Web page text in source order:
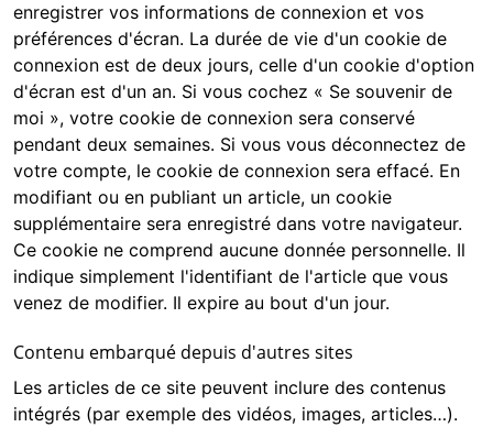
enregistrer vos informations de connexion et vos
préférences d'écran. La durée de vie d'un cookie de
connexion est de deux jours, celle d'un cookie d'option
d'écran est d'un an. Si vous cochez « Se souvenir de
moi », votre cookie de connexion sera conservé
pendant deux semaines. Si vous vous déconnectez de
votre compte, le cookie de connexion sera effacé. En
modifiant ou en publiant un article, un cookie
supplémentaire sera enregistré dans votre navigateur.
Ce cookie ne comprend aucune donnée personnelle. Il
indique simplement l'identifiant de l'article que vous
venez de modifier. Il expire au bout d'un jour.
Contenu embarqué depuis d'autres sites
Les articles de ce site peuvent inclure des contenus
intégrés (par exemple des vidéos, images, articles…).